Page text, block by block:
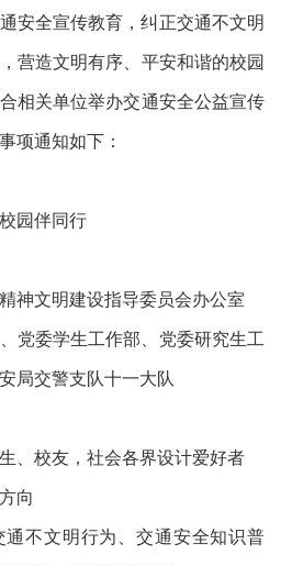
安全宣传教育，纠正交通不文明
营造文明有序、平安和谐的校园
相关单位举办交通安全公益宣传
项通知如下：
园伴同行
神文明建设指导委员会办公室
党委学生工作部、党委研究生工
局交警支队十一大队
、校友，社会各界设计爱好者
向
不文明行为、交通安全知识普